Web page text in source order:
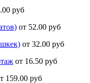
руб
от 52.00 руб
от 32.00 руб
от 16.50 руб
159.00 руб